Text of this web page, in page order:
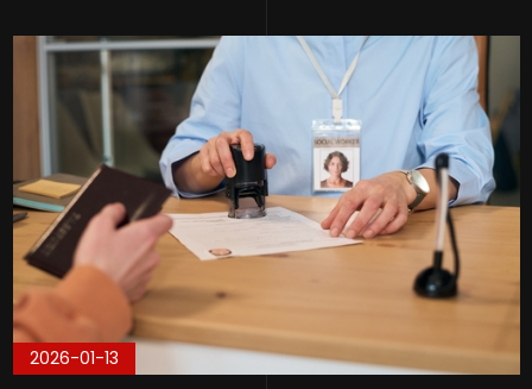
2026-01-13